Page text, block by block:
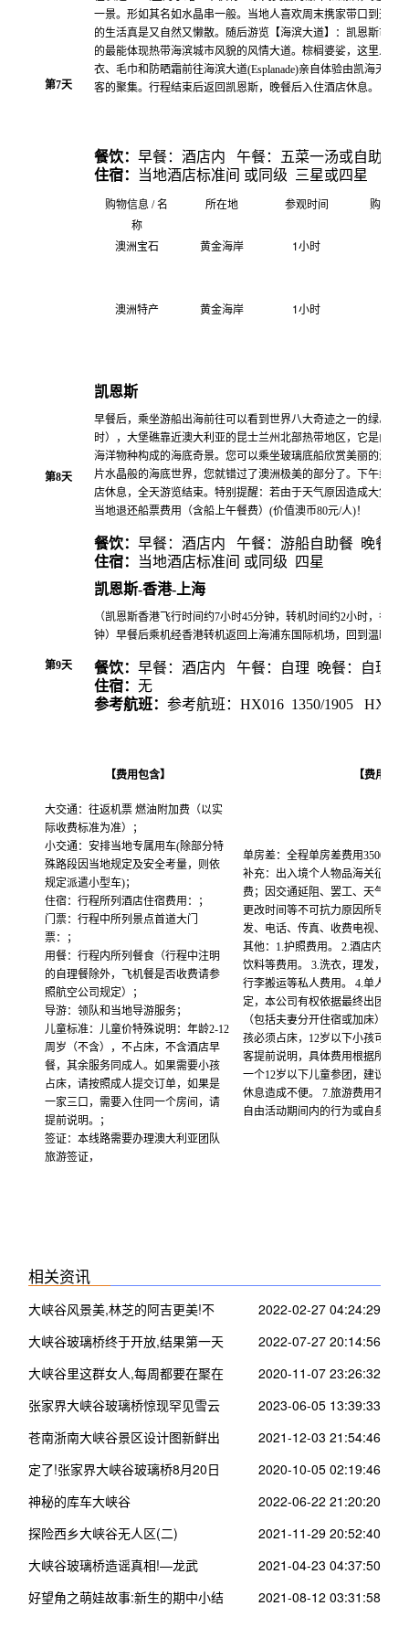
第7天
一景。形如其名如水晶串一般。当地人喜欢周末携家带口到这里
的生活真是又自然又懒散。随后游览【海滨大道】：凯恩斯市政
的最能体现热带海滨城市风貌的风情大道。棕榈婆娑，这里人造
衣、毛巾和防晒霜前往海滨大道(Esplanade)亲自体验由凯海天一
客的聚集。行程结束后返回凯恩斯，晚餐后入住酒店休息。
餐饮： 早餐：酒店内 午餐：五菜一汤或自助 晚
住宿： 当地酒店标准间 或同级 三星或四星
购物信息 /名
称
所在地 参观时间 购物内
澳洲宝石 黄金海岸 1小时
澳洲特产 黄金海岸 1小时
第8天
凯恩斯
早餐后，乘坐游船出海前往可以看到世界八大奇迹之一的绿岛参
时），大堡礁靠近澳大利亚的昆士兰州北部热带地区，它是由色
海洋物种构成的海底奇景。您可以乘坐玻璃底船欣赏美丽的海底
片水晶般的海底世界，您就错过了澳洲极美的部分了。下午乘船
店休息，全天游览结束。特别提醒：若由于天气原因造成大堡礁
当地退还船票费用（含船上午餐费）(价值澳币80元/人)！
餐饮： 早餐：酒店内 午餐：游船自助餐 晚餐：
住宿： 当地酒店标准间 或同级 四星
第9天
凯恩斯-香港- 上海
（凯恩斯香港飞行时间约7小时45分钟，转机时间约2小时，香港
钟）早餐后乘机经香港转机返回上海浦东国际机场，回到温暖的
餐饮： 早餐：酒店内 午餐：自理 晚餐：自理
住宿： 无
参考航班： 参考航班： HX016 1350/1905
【费用包含】 【费用不
大交通：往返机票 燃油附加费（以实
际收费标准为准）；
小交通：安排当地专属用车(除部分特
殊路段因当地规定及安全考量，则依
规定派遣小型车)；
住宿：行程所列酒店住宿费用：；
门票：行程中所列景点首道大门
票：；
用餐：行程内所列餐食（行程中注明
的自理餐除外，飞机餐是否收费请参
照航空公司规定）；
导游：领队和当地导游服务；
儿童标准：儿童价特殊说明：年龄2-12
周岁（不含），不占床，不含酒店早
餐，其余服务同成人。如果需要小孩
占床，请按照成人提交订单，如果是
一家三口，需要入住同一个房间，请
提前说明。；
签证：本线路需要办理澳大利亚团队
旅游签证，
单房差：全程单房差费用3500元/
补充：出入境个人物品海关征税
费；因交通延阻、罢工、天气、
更改时间等不可抗力原因所导致
发、电话、传真、收费电视、饮
其他：1.护照费用。 2.酒店内电
饮料等费用。 3.洗衣，理发，电
行李搬运等私人费用。 4.单人房
定，本公司有权依据最终出团人
（包括夫妻分开住宿或加床）。
孩必须占床，12岁以下小孩可选
客提前说明，具体费用根据所报
一个12岁以下儿童参团，建议住
休息造成不便。 7.旅游费用不包
自由活动期间内的行为或自身疾
相关资讯
大峡谷风景美,林芝的阿吉更美!不
信你来看看……
2022-02-27 04:24:29
大峡谷玻璃桥终于开放,结果第一天
就出了这事!
2022-07-27 20:14:56
大峡谷里这群女人,每周都要在聚在
一起搞事情~
2020-11-07 23:26:32
张家界大峡谷玻璃桥惊现罕见雪云
海!
2023-06-05 13:39:33
苍南浙南大峡谷景区设计图新鲜出
炉!未来要建成这样子…
2021-12-03 21:54:46
定了!张家界大峡谷玻璃桥8月20日
开放了!
2020-10-05 02:19:46
神秘的库车大峡谷
2022-06-22 21:20:20
探险西乡大峡谷无人区(二)
2021-11-29 20:52:40
大峡谷玻璃桥造谣真相!—龙武
2021-04-23 04:37:50
好望角之萌娃故事:新生的期中小结
2021-08-12 03:31:58